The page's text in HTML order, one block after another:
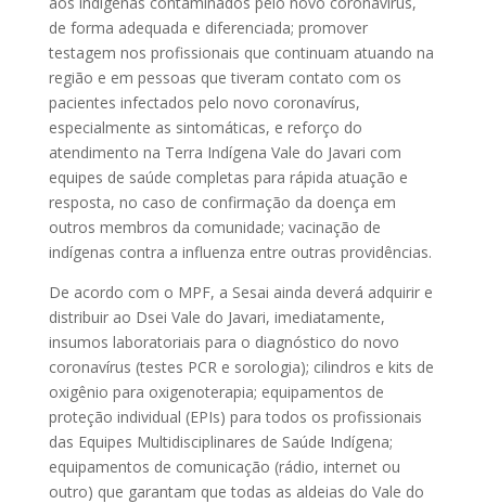
de forma adequada e diferenciada; promover
testagem nos profissionais que continuam atuando na
região e em pessoas que tiveram contato com os
pacientes infectados pelo novo coronavírus,
especialmente as sintomáticas, e reforço do
atendimento na Terra Indígena Vale do Javari com
equipes de saúde completas para rápida atuação e
resposta, no caso de confirmação da doença em
outros membros da comunidade; vacinação de
indígenas contra a influenza entre outras providências.
De acordo com o MPF, a Sesai ainda deverá adquirir e
distribuir ao Dsei Vale do Javari, imediatamente,
insumos laboratoriais para o diagnóstico do novo
coronavírus (testes PCR e sorologia); cilindros e kits de
oxigênio para oxigenoterapia; equipamentos de
proteção individual (EPIs) para todos os profissionais
das Equipes Multidisciplinares de Saúde Indígena;
equipamentos de comunicação (rádio, internet ou
outro) que garantam que todas as aldeias do Vale do